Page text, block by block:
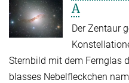
A
Der Zentaur
Sternbild mit dem Fernglas
blasses Nebelfleckchen